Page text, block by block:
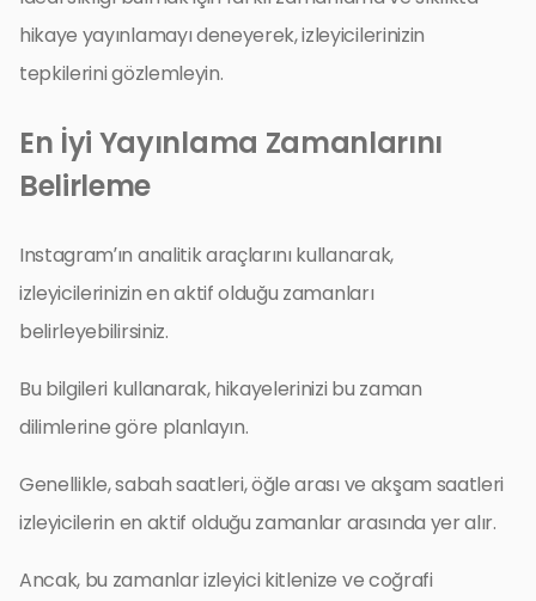
hikaye yayınlamayı deneyerek, izleyicilerinizin
tepkilerini gözlemleyin.
En İyi Yayınlama Zamanlarını
Belirleme
Instagram’ın analitik araçlarını kullanarak,
izleyicilerinizin en aktif olduğu zamanları
belirleyebilirsiniz.
Bu bilgileri kullanarak, hikayelerinizi bu zaman
dilimlerine göre planlayın.
Genellikle, sabah saatleri, öğle arası ve akşam saatleri
izleyicilerin en aktif olduğu zamanlar arasında yer alır.
Ancak, bu zamanlar izleyici kitlenize ve coğrafi